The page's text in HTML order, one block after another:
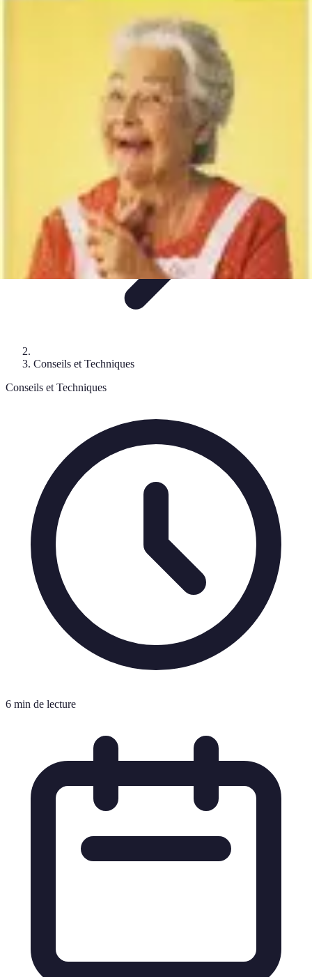
Entraînement et TechniquesTechniques et
TendancesÉquipement et Terrain
Tout sur le Padel
Conseils et Techniques
Conseils et Techniques
6 min de lecture